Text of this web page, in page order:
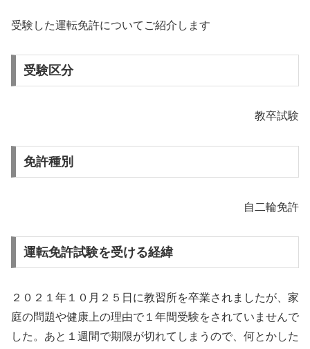
受験した運転免許についてご紹介します
受験区分
教卒試験
免許種別
自二輪免許
運転免許試験を受ける経緯
２０２１年１０月２５日に教習所を卒業されましたが、家
庭の問題や健康上の理由で１年間受験をされていませんで
した。あと１週間で期限が切れてしまうので、何とかした